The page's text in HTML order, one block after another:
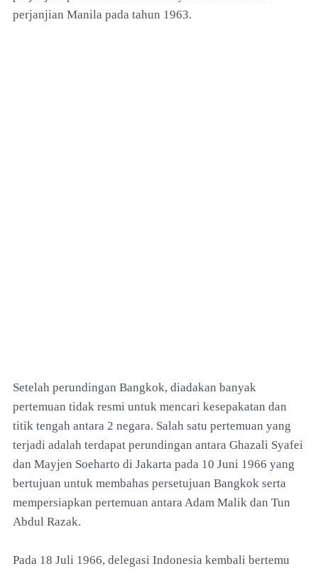
perjanjian Manila pada tahun 1963.
Setelah perundingan Bangkok, diadakan banyak
pertemuan tidak resmi untuk mencari kesepakatan dan
titik tengah antara 2 negara. Salah satu pertemuan yang
terjadi adalah terdapat perundingan antara Ghazali Syafei
dan Mayjen Soeharto di Jakarta pada 10 Juni 1966 yang
bertujuan untuk membahas persetujuan Bangkok serta
mempersiapkan pertemuan antara Adam Malik dan Tun
Abdul Razak.
Pada 18 Juli 1966, delegasi Indonesia kembali bertemu